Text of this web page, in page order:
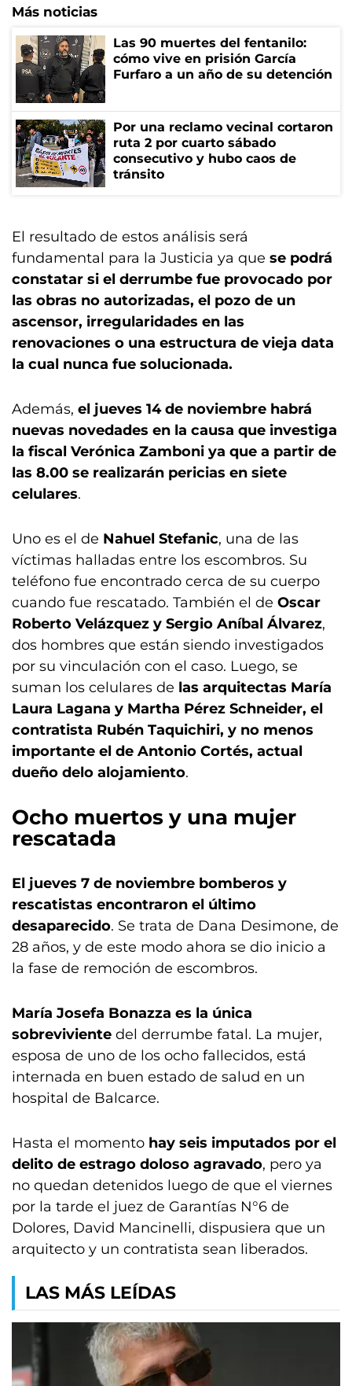
Más noticias
Las 90 muertes del fentanilo:
cómo vive en prisión García
Furfaro a un año de su detención
Por una reclamo vecinal cortaron
ruta 2 por cuarto sábado
consecutivo y hubo caos de
tránsito
El resultado de estos análisis será
fundamental para la Justicia ya que se podrá
constatar si el derrumbe fue provocado por
las obras no autorizadas, el pozo de un
ascensor, irregularidades en las
renovaciones o una estructura de vieja data
la cual nunca fue solucionada.
Además, el jueves 14 de noviembre habrá
nuevas novedades en la causa que investiga
la fiscal Verónica Zamboni ya que a partir de
las 8.00 se realizarán pericias en siete
celulares.
Uno es el de Nahuel Stefanic, una de las
víctimas halladas entre los escombros. Su
teléfono fue encontrado cerca de su cuerpo
cuando fue rescatado. También el de Oscar
Roberto Velázquez y Sergio Aníbal Álvarez,
dos hombres que están siendo investigados
por su vinculación con el caso. Luego, se
suman los celulares de las arquitectas María
Laura Lagana y Martha Pérez Schneider, el
contratista Rubén Taquichiri, y no menos
importante el de Antonio Cortés, actual
dueño delo alojamiento.
Ocho muertos y una mujer
rescatada
El jueves 7 de noviembre bomberos y
rescatistas encontraron el último
desaparecido. Se trata de Dana Desimone, de
28 años, y de este modo ahora se dio inicio a
la fase de remoción de escombros.
María Josefa Bonazza es la única
sobreviviente del derrumbe fatal. La mujer,
esposa de uno de los ocho fallecidos, está
internada en buen estado de salud en un
hospital de Balcarce.
Hasta el momento hay seis imputados por el
delito de estrago doloso agravado, pero ya
no quedan detenidos luego de que el viernes
por la tarde el juez de Garantías N°6 de
Dolores, David Mancinelli, dispusiera que un
arquitecto y un contratista sean liberados.
LAS MÁS LEÍDAS